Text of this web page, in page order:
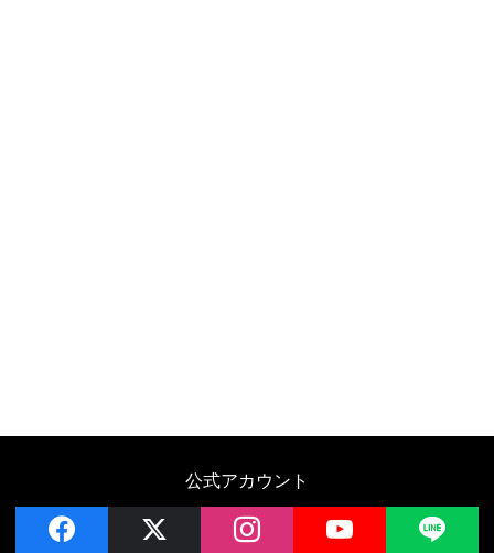
公式アカウント
facebook instagram YouTube